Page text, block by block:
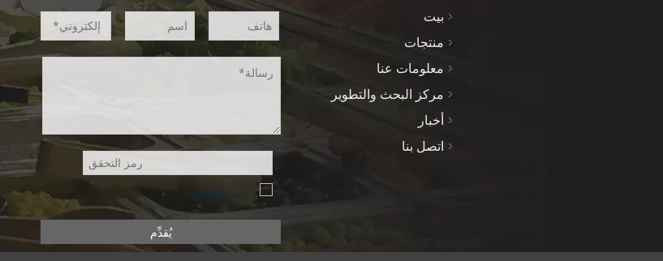
بيت
منتجات
معلومات عنا
مركز البحث والتطوير
أخبار
اتصل بنا
يُقدِّم